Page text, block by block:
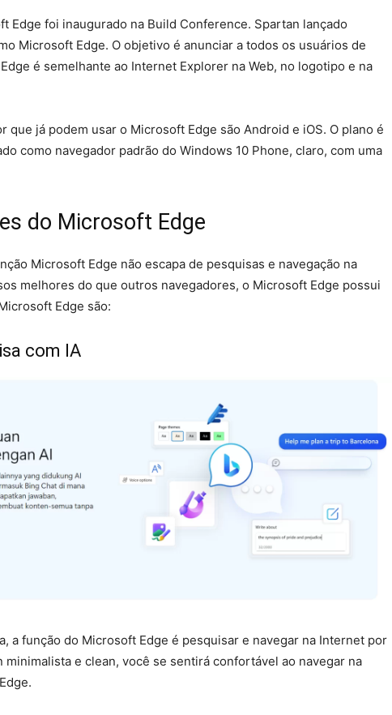
Edge foi inaugurado na Build Conference. Spartan lançado
Microsoft Edge. O objetivo é anunciar a todos os usuários de
é semelhante ao Internet Explorer na Web, no logotipo e na
que já podem usar o Microsoft Edge são Android e iOS. O plano é
como navegador padrão do Windows 10 Phone, claro, com uma
do Microsoft Edge
Microsoft Edge não escapa de pesquisas e navegação na
melhores do que outros navegadores, o Microsoft Edge possui
Edge são:
com IA
a função do Microsoft Edge é pesquisar e navegar na Internet por
minimalista e clean, você se sentirá confortável ao navegar na